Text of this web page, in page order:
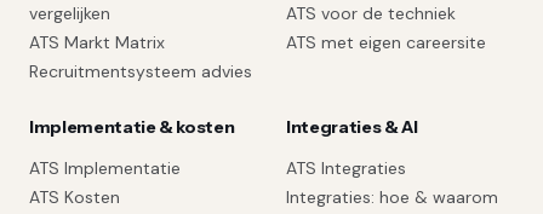
vergelijken
ATS Markt Matrix
Recruitmentsysteem advies
ATS voor de techniek
ATS met eigen careersite
Implementatie & kosten
ATS Implementatie
ATS Kosten
Integraties & AI
ATS Integraties
Integraties: hoe & waarom